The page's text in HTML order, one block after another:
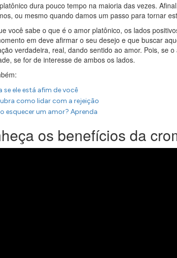
dura pouco tempo na maioria das vezes.
ou mesmo quando damos um passo para tornar
você sabe o que é o amor platônico, os lados
em deve afirmar o seu desejo e que buscar
verdadeira, real, dando sentido ao amor. Pois, se
se for de interesse de ambos os lados.
se ele está afim de você
como lidar com a rejeição
esquecer um amor? Aprenda
os benefícios da